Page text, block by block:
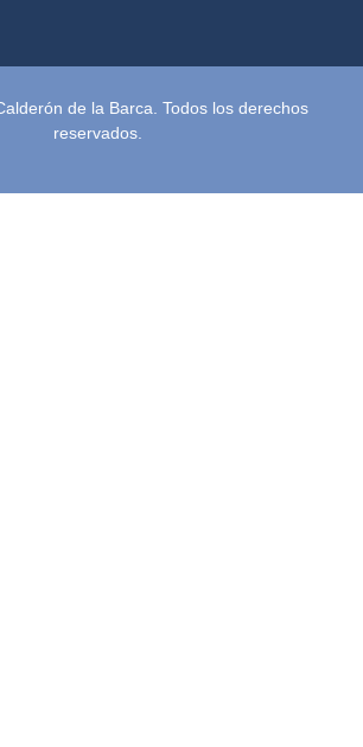
de la Barca. Todos los derechos
reservados.